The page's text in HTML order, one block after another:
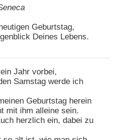
Geburtstag,
Deines Lebens.
Jahr vorbei,
Samstag werde ich
Geburtstag herein
mit ihm alleine sein.
herzlich ein, dabei zu